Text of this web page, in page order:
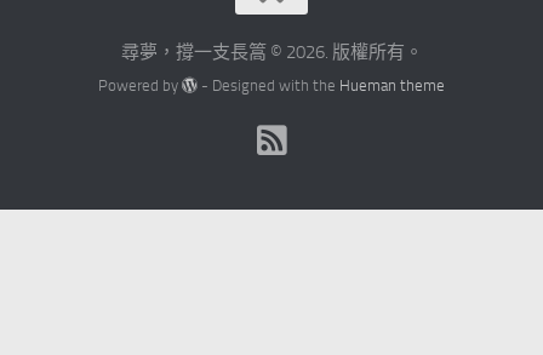
尋夢，撐一支長篙 © 2026. 版權所有。
Powered by - Designed with the Hueman theme